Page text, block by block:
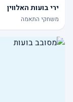
ירי בועות האלווין
משחקי התאמה